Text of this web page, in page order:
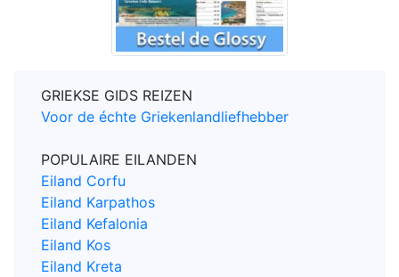
GRIEKSE GIDS REIZEN
Voor de échte Griekenlandliefhebber
POPULAIRE EILANDEN
Eiland Corfu
Eiland Karpathos
Eiland Kefalonia
Eiland Kos
Eiland Kreta